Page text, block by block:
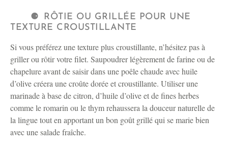
RÔTIE OU GRILLÉE POUR UNE
TEXTURE CROUSTILLANTE
Si vous préférez une texture plus croustillante, n’hésitez pas à
griller ou rôtir votre filet. Saupoudrer légèrement de farine ou de
chapelure avant de saisir dans une poêle chaude avec huile
d’olive créera une croûte dorée et croustillante. Utiliser une
marinade à base de citron, d’huile d’olive et de fines herbes
comme le romarin ou le thym rehaussera la douceur naturelle de
la lingue tout en apportant un bon goût grillé qui se marie bien
avec une salade fraîche.